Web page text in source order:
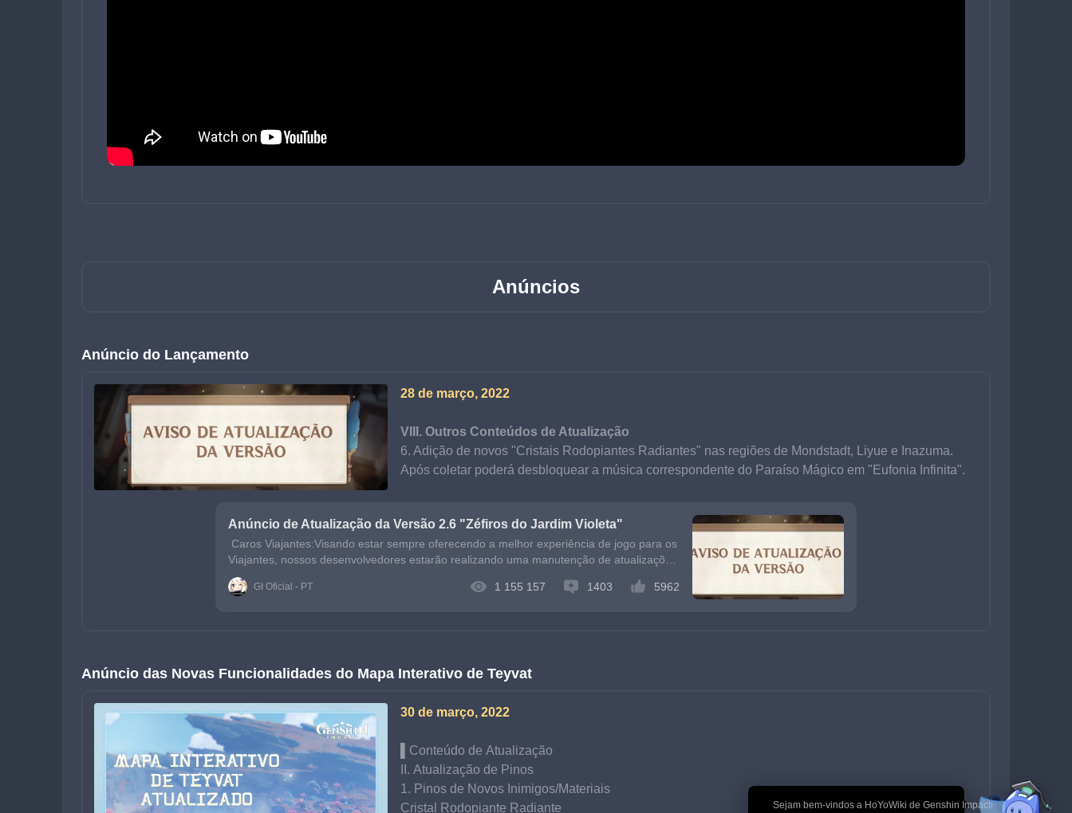
🎉 Sejam bem-vindos a HoYoWiki de Genshin Impact!
Anúncios
Anúncio do Lançamento
28 de março, 2022
VIII. Outros Conteúdos de Atualização
6. Adição de novos "Cristais Rodopiantes Radiantes" nas regiões de Mondstadt, Liyue e Inazuma.
Após coletar poderá desbloquear a música correspondente do Paraíso Mágico em "Eufonia Infinita".
Anúncio de Atualização da Versão 2.6 "Zéfiros do Jardim Violeta"
Caros Viajantes:Visando estar sempre oferecendo a melhor experiência de jogo para os
Viajantes, nossos desenvolvedores estarão realizando uma manutenção de atualizações
e após sua conclusão, o jogo s
GI Oficial - PT 1 155 157 1403 5962
Anúncio das Novas Funcionalidades do Mapa Interativo de Teyvat
30 de março, 2022
▌Conteúdo de Atualização
II. Atualização de Pinos
1. Pinos de Novos Inimigos/Materiais
Cristal Rodopiante Radiante